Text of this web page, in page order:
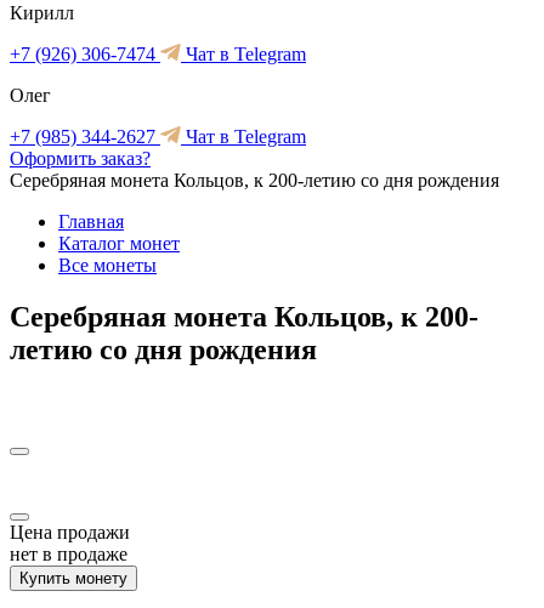
Кирилл
+7 (926) 306-7474
Чат в Telegram
Олег
+7 (985) 344-2627
Чат в Telegram
Оформить заказ?
Серебряная монета Кольцов, к 200-летию со дня рождения
Главная
Каталог монет
Все монеты
Серебряная монета Кольцов, к 200-
летию со дня рождения
Цена продажи
нет в продаже
Купить монету